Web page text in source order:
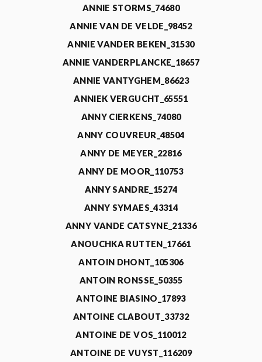
ANNIE STORMS_74680
ANNIE VAN DE VELDE_98452
ANNIE VANDER BEKEN_31530
ANNIE VANDERPLANCKE_18657
ANNIE VANTYGHEM_86623
ANNIEK VERGUCHT_65551
ANNY CIERKENS_74080
ANNY COUVREUR_48504
ANNY DE MEYER_22816
ANNY DE MOOR_110753
ANNY SANDRE_15274
ANNY SYMAES_43314
ANNY VANDE CATSYNE_21336
ANOUCHKA RUTTEN_17661
ANTOIN DHONT_105306
ANTOIN RONSSE_50355
ANTOINE BIASINO_17893
ANTOINE CLABOUT_33732
ANTOINE DE VOS_110012
ANTOINE DE VUYST_116209